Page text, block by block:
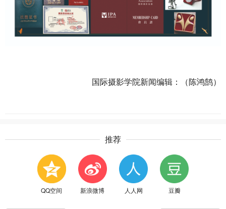
国际摄影学院新闻编辑：（陈鸿鹄）
推荐
QQ空间 新浪微博 人人网 豆瓣